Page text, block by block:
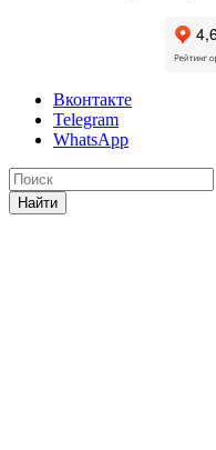
Вконтакте
Telegram
WhatsApp
Найти